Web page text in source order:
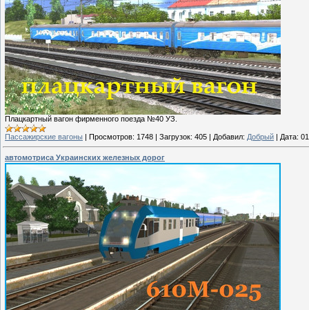
Плацкартный вагон фирменного поезда №40 УЗ.
Пассажирские вагоны | Просмотров: 1748 | Загрузок: 405 | Добавил: Добрый | Дата:
автомотриса Украинских железных дорог